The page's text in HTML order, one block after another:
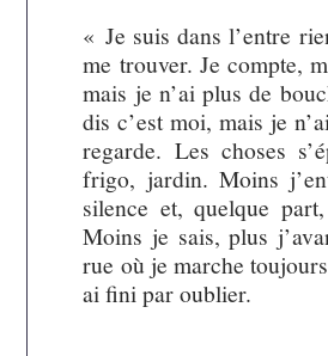
« Je suis dans l’entre
me trouver. Je compte,
mais je n’ai plus de
dis c’est moi, mais je
regarde. Les choses
frigo, jardin. Moins
silence et, quelque
Moins je sais, plus
rue où je marche
ai fini par oublier.